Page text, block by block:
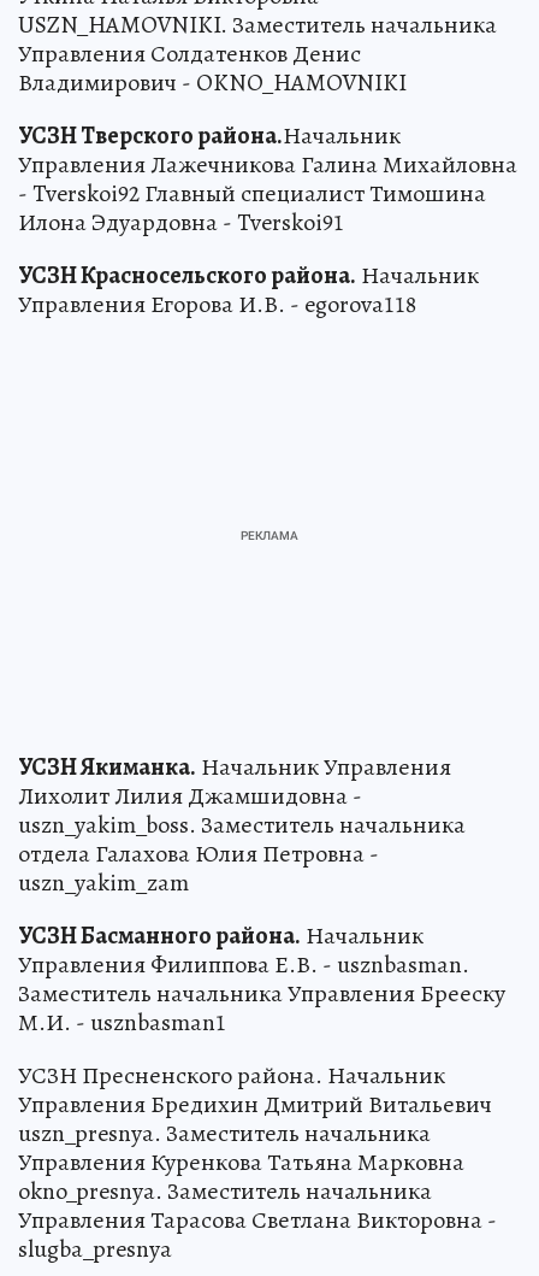
USZN_HAMOVNIKI. Заместитель начальника
Управления Солдатенков Денис
Владимирович - OKNO_HAMOVNIKI
УСЗН Тверского района.Начальник
Управления Лажечникова Галина Михайловна
- Tverskoi92 Главный специалист Тимошина
Илона Эдуардовна - Tverskoi91
УСЗН Красносельского района. Начальник
Управления Егорова И.В. - egorova118
УСЗН Якиманка. Начальник Управления
Лихолит Лилия Джамшидовна -
uszn_yakim_boss. Заместитель начальника
отдела Галахова Юлия Петровна -
uszn_yakim_zam
УСЗН Басманного района. Начальник
Управления Филиппова Е.В. - usznbasman.
Заместитель начальника Управления Брееску
М.И. - usznbasman1
УСЗН Пресненского района. Начальник
Управления Бредихин Дмитрий Витальевич
uszn_presnya. Заместитель начальника
Управления Куренкова Татьяна Марковна
okno_presnya. Заместитель начальника
Управления Тарасова Светлана Викторовна -
slugba_presnya